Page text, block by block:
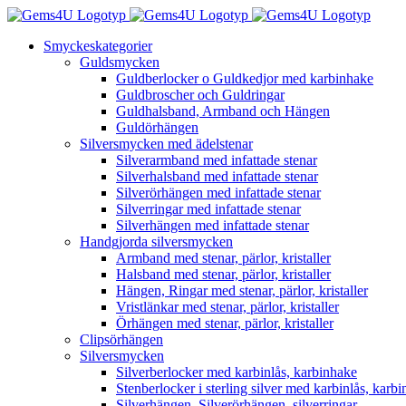
Fortsätt
innehålletSmyckeskategorier
Guldsmycken
Guldberlocker o Guldkedjor med karbinhake
Guldbroscher och Guldringar
Guldhalsband, Armband och Hängen
Guldörhängen
Silversmycken med ädelstenar
Silverarmband med infattade stenar
Silverhalsband med infattade stenar
Silverörhängen med infattade stenar
Silverringar med infattade stenar
Silverhängen med infattade stenar
Handgjorda silversmycken
Armband med stenar, pärlor, kristaller
Halsband med stenar, pärlor, kristaller
Hängen, Ringar med stenar, pärlor, kristaller
Vristlänkar med stenar, pärlor, kristaller
Örhängen med stenar, pärlor, kristaller
Clipsörhängen
Silversmycken
Silverberlocker med karbinlås, karbinhake
Stenberlocker i sterling silver med karbinlås,